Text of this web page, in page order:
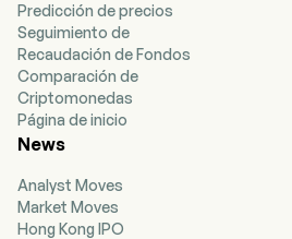
Predicción de precios
Seguimiento de
Recaudación de Fondos
Comparación de
Criptomonedas
Página de inicio
News
Analyst Moves
Market Moves
Hong Kong IPO